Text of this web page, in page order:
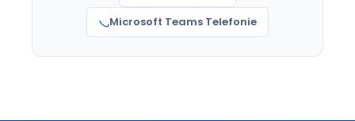
Microsoft Teams Telefonie